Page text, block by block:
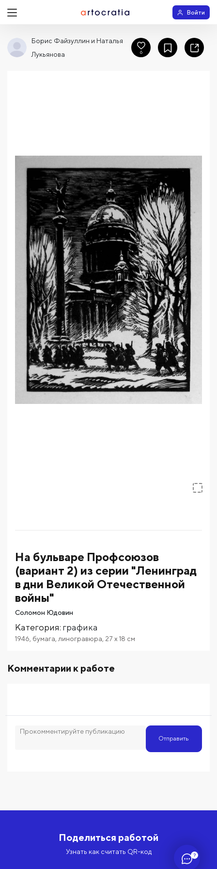
?
Войти
На бульваре Профсоюзов
(вариант 2) из серии "Ленинград
в дни Великой Отечественной
войны"
Соломон Юдовин
Категория: графика
1946 бумага линогравюра 27 x 18 см
Комментарии к работе
Отправить
Борис Файзуллин и Наталья
Лукьянова
6
Поделиться работой
Узнать как считать QR-код